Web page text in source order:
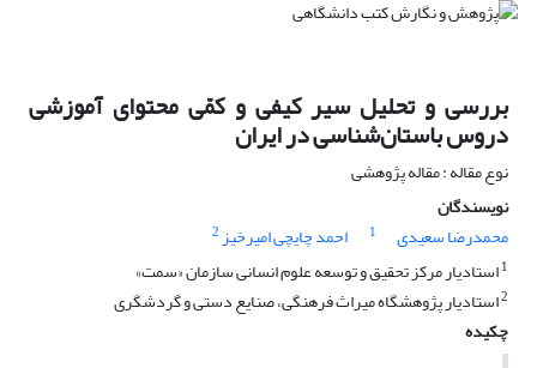
بررسی و تحلیل سیر کیفی و کمّی محتوای آموزشی
دروس باستان‌شناسی در ایران
نوع مقاله : مقاله پژوهشی
نویسندگان
محمدرضا سعیدی
1 احمد چایچی امیرخیز2
1استادیار مرکز تحقیق و توسعه علوم انسانی سازمان «سمت»
2استادیار پژوهشگاه میراث فرهنگی، صنایع دستی و گردشگری
چکیده